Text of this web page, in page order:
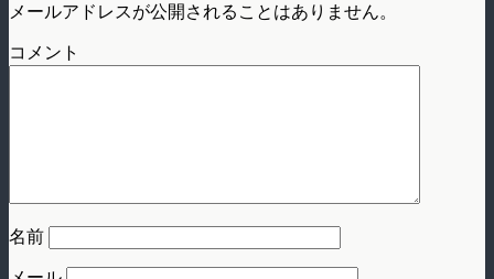
メールアドレスが公開されることはありません。
コメント
名前